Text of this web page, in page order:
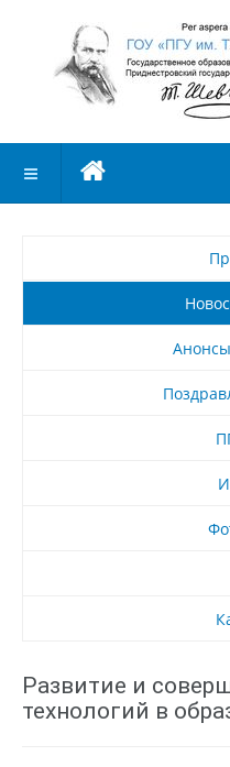
Развитие и
технологий в